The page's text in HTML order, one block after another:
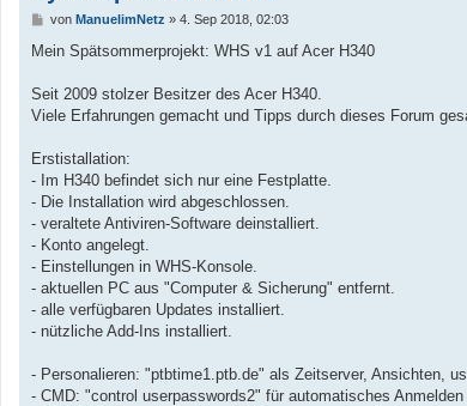
B
i
a
von ManuelimNetz » 4. Sep 2018, 02:03
Mein Spätsommerprojekt: WHS v1 auf Acer H340
Seit 2009 stolzer Besitzer des Acer H340.
Viele Erfahrungen gemacht und Tipps durch dieses Forum
Erstistallation:
- Im H340 befindet sich nur eine Festplatte.
- Die Installation wird abgeschlossen.
- veraltete Antiviren-Software deinstalliert.
- Konto angelegt.
- Einstellungen in WHS-Konsole.
- aktuellen PC aus "Computer & Sicherung" entfernt.
- alle verfügbaren Updates installiert.
- nützliche Add-Ins installiert.
- Personalieren: "ptbtime1.ptb.de" als Zeitserver, Ansichten,
- CMD: "control userpasswords2" für automatisches